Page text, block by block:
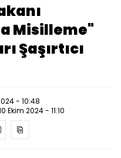
Misilleme"
Şaşırtıcı
- 10:48
Ekim 2024 - 11:10